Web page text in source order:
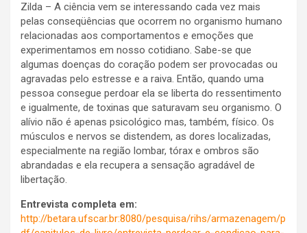
Zilda – A ciência vem se interessando cada vez mais
pelas conseqüências que ocorrem no organismo humano
relacionadas aos comportamentos e emoções que
experimentamos em nosso cotidiano. Sabe-se que
algumas doenças do coração podem ser provocadas ou
agravadas pelo estresse e a raiva. Então, quando uma
pessoa consegue perdoar ela se liberta do ressentimento
e igualmente, de toxinas que saturavam seu organismo. O
alívio não é apenas psicológico mas, também, físico. Os
músculos e nervos se distendem, as dores localizadas,
especialmente na região lombar, tórax e ombros são
abrandadas e ela recupera a sensação agradável de
libertação.
Entrevista completa em:
http://betara.ufscar.br:8080/pesquisa/rihs/armazenagem/p